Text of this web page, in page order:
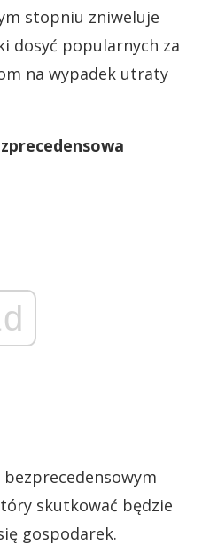
stopniu zniweluje
dosyć popularnych za
na wypadek utraty
skutkować będzie
gospodarek.